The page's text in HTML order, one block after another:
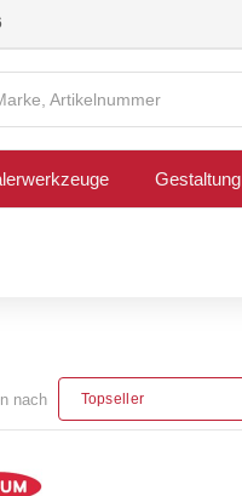
Gestaltung
nach Topseller